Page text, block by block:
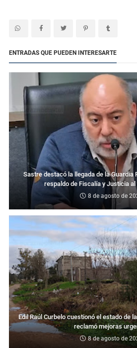
ENTRADAS QUE PUEDEN INTERESARTE
Sastre destacó la llegada de la Guardia
respaldo de Fiscalía y Justicia
8 de agosto de
Edil Raúl Curbelo cuestionó el estado de
reclamó mejoras
8 de agosto de